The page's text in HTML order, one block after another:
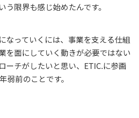
う限界も感じ始めたんです。
なっていくには、事業を支える仕組
を面にしていく動きが必要ではない
ーチがしたいと思い、ETIC.に参画
弱前のことです。